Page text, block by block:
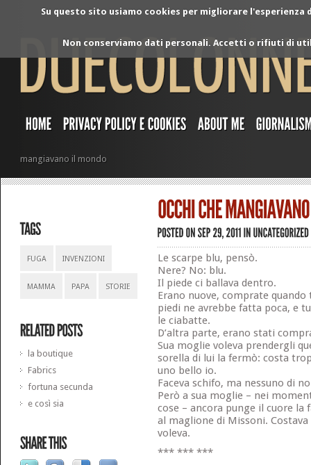
Su questo sito usiamo cookies per migliorare
Non conserviamo dati personali. Accetti o rifiuti di
mangiavano il mondo
FUGA INVENZIONI
MAMMA PAPA STORIE
la boutique
Fabrics
fortuna secunda
e così sia
Le scarpe blu, pensò.
Nere? No: blu.
Il piede ci ballava dentro.
Erano nuove, comprate
piedi ne avrebbe fatta poca, e
le ciabatte.
D’altra parte, erano stati
Sua moglie voleva prendergli
sorella di lui la fermò: costa
uno bello io.
Faceva schifo, ma nessuno di
Però a sua moglie – nei
cose – ancora punge il cuore la
al maglione di Missoni.
voleva.
*** *** ***